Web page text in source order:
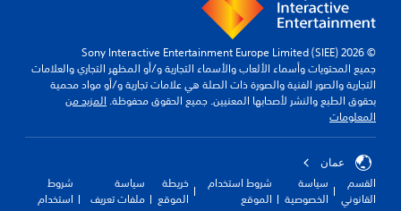
© 2026 Sony Interactive Entertainment Europe Limited (SIEE)
جميع المحتويات وأسماء الألعاب والأسماء التجارية و/أو المظهر التجاري والعلامات
التجارية والصور الفنية والصورة ذات الصلة هي علامات تجارية و/أو مواد محمية
بحقوق الطبع والنشر لأصحابها المعنيين. جميع الحقوق محفوظة. المزيد من
المعلومات
عمان
القسم
القانوني
سياسة
الخصوصية
شروط استخدام
الموقع
خريطة
الموقع
سياسة
ملفات تعريف
شروط
استخدام